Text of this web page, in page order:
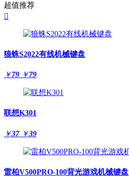
超值推荐

狼蛛S2022有线机械键盘
￥79 ￥79
联想K301
￥37 ￥39
雷柏V500PRO-100背光游戏机械键盘